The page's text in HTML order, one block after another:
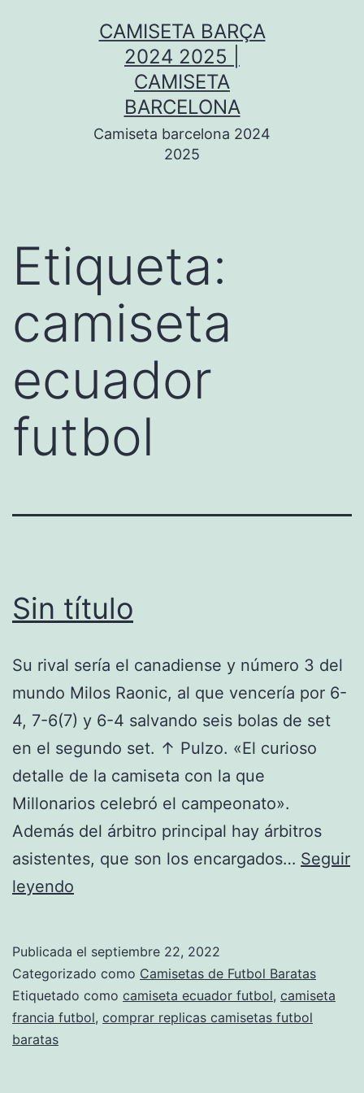
CAMISETA BARÇA
2024 2025 |
CAMISETA
BARCELONA
Camiseta barcelona 2024
2025
Etiqueta:
camiseta
ecuador
futbol
Sin título
Su rival sería el canadiense y número 3 del
mundo Milos Raonic, al que vencería por 6-
4, 7-6(7) y 6-4 salvando seis bolas de set
en el segundo set. ↑ Pulzo. «El curioso
detalle de la camiseta con la que
Millonarios celebró el campeonato».
Además del árbitro principal hay árbitros
asistentes, que son los encargados… Seguir
leyendo
Publicada el septiembre 22, 2022
Categorizado como Camisetas de Futbol Baratas
Etiquetado como camiseta ecuador futbol, camiseta
francia futbol, comprar replicas camisetas futbol
baratas